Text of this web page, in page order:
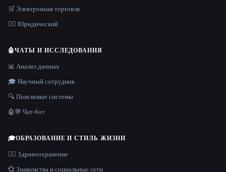
🛒 Электронная торговля
👩‍⚖️ Юридический
🤖ЧАТЫ И ИССЛЕДОВАНИЯ
📊 Анализ данных
🎓 Научный сотрудник
🔍 Поисковые системы
🤖💬 Чат-бот
🎓ОБРАЗОВАНИЕ И СТИЛЬ ЖИЗНИ
👩‍⚕️ Здравоохранение
💞 Знакомства и социальные сети